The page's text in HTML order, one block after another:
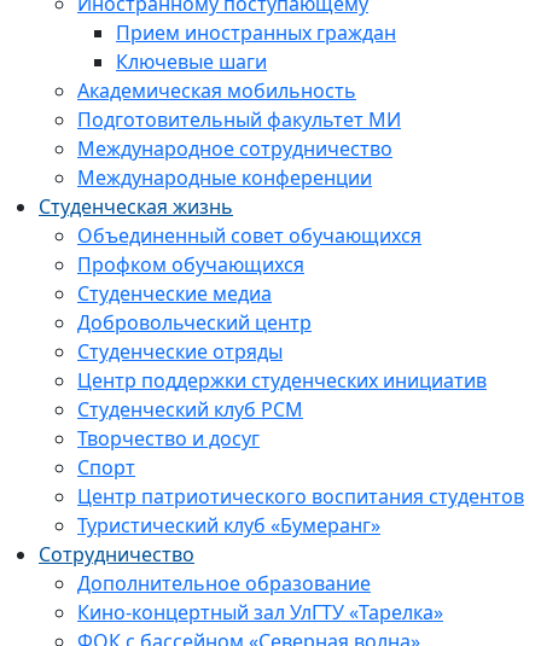
Прием иностранных граждан
Ключевые шаги
Академическая мобильность
Подготовительный факультет МИ
Международное сотрудничество
Международные конференции
Студенческая жизнь
Объединенный совет обучающихся
Профком обучающихся
Студенческие медиа
Добровольческий центр
Студенческие отряды
Центр поддержки студенческих инициатив
Студенческий клуб РСМ
Творчество и досуг
Спорт
Центр патриотического воспитания студентов
Туристический клуб «Бумеранг»
Сотрудничество
Дополнительное образование
Кино-концертный зал УлГТУ «Тарелка»